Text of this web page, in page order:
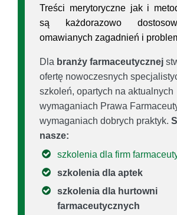
Treści merytoryczne jak i
są każdorazowo
omawianych zagadnień i
Dla branży farmaceutycznej
ofertę nowoczesnych
szkoleń, opartych na aktualnych
wymaganiach Prawa
wymaganiach dobrych praktyk.
nasze:
szkolenia dla firm
szkolenia dla aptek
szkolenia dla hurtowni
farmaceutycznych